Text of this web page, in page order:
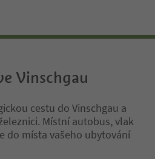
Vinschgau
cestu do Vinschgau a
Místní autobus, vlak
do místa vašeho ubytování